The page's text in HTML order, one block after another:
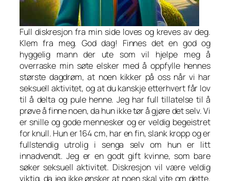
Full diskresjon fra min side loves og kreves av deg.
Klem fra meg. God dag! Finnes det en god og
hyggelig mann der ute som vil hjelpe meg å
overraske min søte elsker med å oppfylle hennes
største dagdrøm, at noen kikker på oss når vi har
seksuell aktivitet, og at du kanskje etterhvert får lov
til å delta og pule henne. Jeg har full tillatelse til å
prøve å finne noen, da hun ikke tør å gjøre det selv. Vi
er snille og gode mennesker og er veldig begeistret
for knull. Hun er 164 cm, har en fin, slank kropp og er
fullstendig utrolig i senga selv om hun er litt
innadvendt. Jeg er en godt gift kvinne, som bare
søker seksuell aktivitet. Diskresjon vil være veldig
viktig, da jeg ikke ønsker at noen skal vite om dette.